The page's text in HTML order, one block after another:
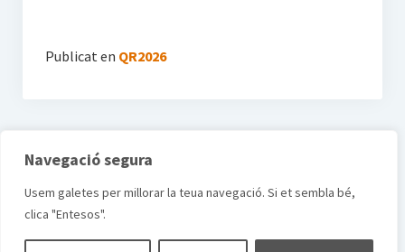
Navegació segura
Usem galetes per millorar la teua navegació. Si et sembla bé,
clica "Entesos".
Publicat en QR2026